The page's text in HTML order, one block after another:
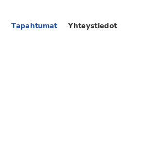
Tapahtumat Yhteystiedot